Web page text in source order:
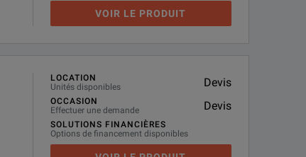
VOIR LE PRODUIT
LOCATION
Unités disponibles
Devis
OCCASION
Effectuer une demande
Devis
SOLUTIONS FINANCIÈRES
Options de financement disponibles